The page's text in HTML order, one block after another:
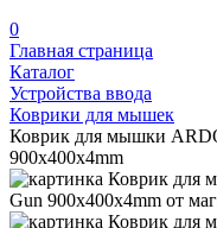
0
Главная страница
Каталог
Устройства ввода
Коврики для мышек
Коврик для мышки
900x400x4mm